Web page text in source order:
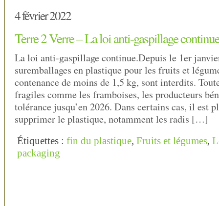
4 février 2022
Terre 2 Verre – La loi anti-gaspillage continue
La loi anti-gaspillage continue.Depuis le 1er
suremballages en plastique pour les fruits et
contenance de moins de 1,5 kg, sont interdits.
fragiles comme les framboises, les producteurs
tolérance jusqu’en 2026. Dans certains cas, il est
supprimer le plastique, notamment les radis […]
Étiquettes : fin du plastique, Fruits et légumes,
packaging